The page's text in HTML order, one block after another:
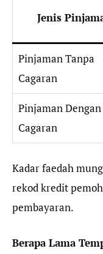
Jenis
Pinjaman Tanpa
Cagaran
Pinjaman Dengan
Cagaran
Kadar faedah
rekod kredit
pembayaran.
Berapa Lama